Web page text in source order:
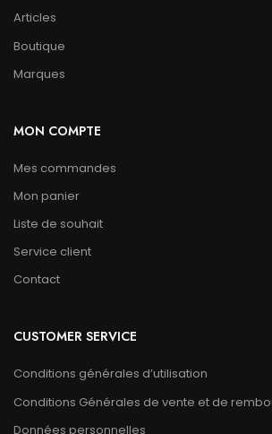
Articles
Boutique
Marques
MON COMPTE
Mes commandes
Mon panier
Liste de souhait
Service client
Contact
CUSTOMER SERVICE
Conditions générales d’utilisation
Conditions Générales de vente et de
Données personnelles